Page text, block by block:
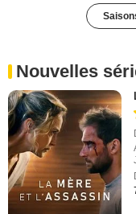
Nouvelles